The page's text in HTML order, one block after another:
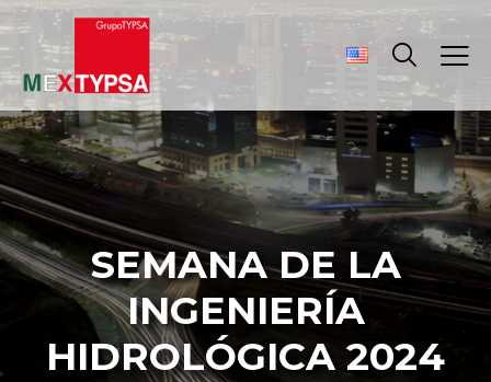
SEMANA DE LA
INGENIERÍA
HIDROLÓGICA 2024